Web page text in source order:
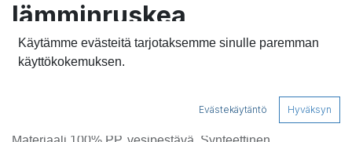
lämminruskea
Sileäpintainen ja eläväkuvioinen polypropeenimatto.
Helppohoitoinen, kevyt ja pölyämätön. Kaunis ja lämmin
Käytämme evästeitä tarjotaksemme sinulle paremman
käyttökokemuksen.
Evästekäytäntö Hyväksyn